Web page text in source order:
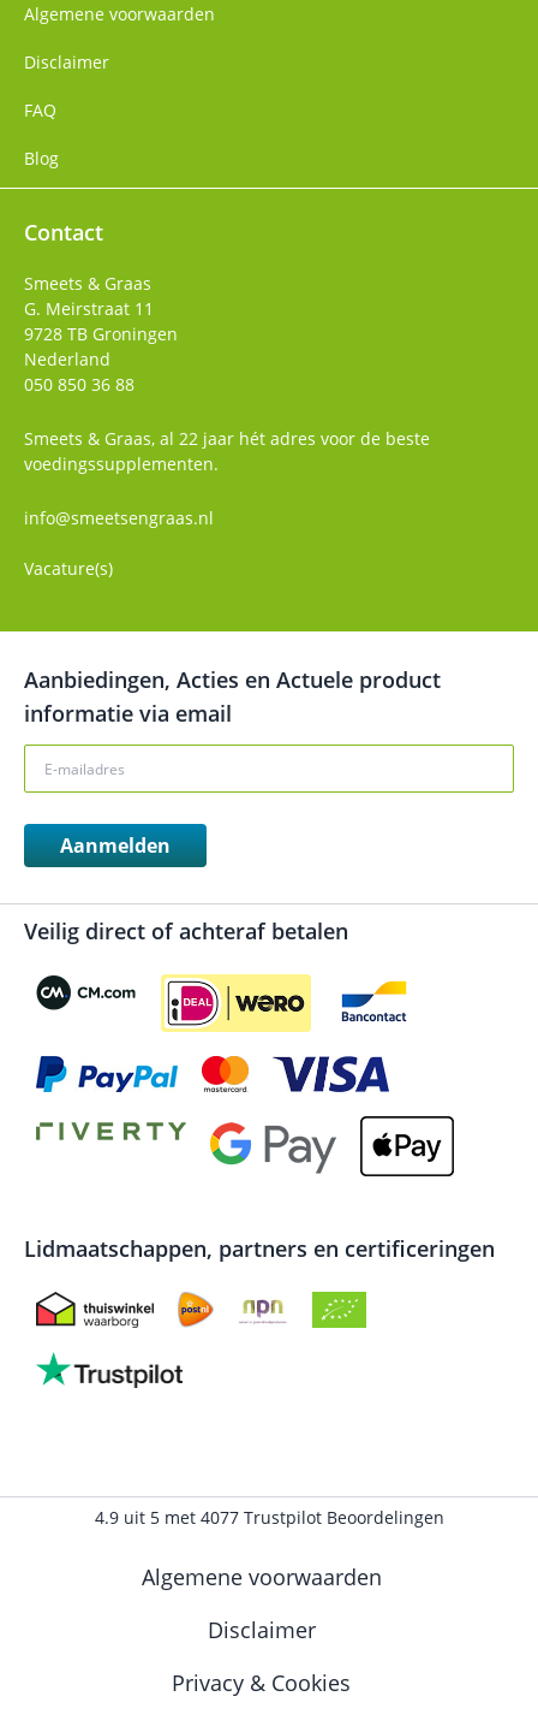
Algemene voorwaarden
Disclaimer
FAQ
Blog
Contact
Smeets & Graas
G. Meirstraat 11
9728 TB Groningen
Nederland
050 850 36 88
Smeets & Graas, al 22 jaar hét adres voor de beste
voedingssupplementen.
info@smeetsengraas.nl
Vacature(s)
Aanbiedingen, Acties en Actuele product
informatie via email
Aanmelden
Veilig direct of achteraf betalen
Lidmaatschappen, partners en certificeringen
Algemene voorwaarden
Disclaimer
Privacy & Cookies
4.9uit 5met 4077Trustpilot Beoordelingen